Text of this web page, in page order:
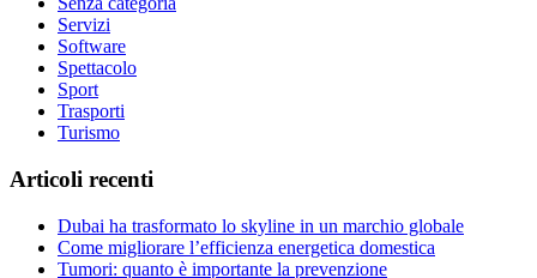
Servizi
Software
Spettacolo
Sport
Trasporti
Turismo
Articoli recenti
Dubai ha trasformato lo skyline in un marchio globale
Come migliorare l’efficienza energetica domestica
Tumori: quanto è importante la prevenzione